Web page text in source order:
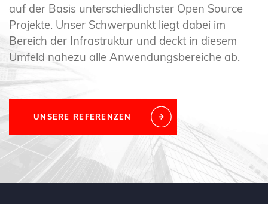
auf der Basis unterschiedlichster Open Source
Projekte. Unser Schwerpunkt liegt dabei im
Bereich der Infrastruktur und deckt in diesem
Umfeld nahezu alle Anwendungsbereiche ab.
UNSERE REFERENZEN